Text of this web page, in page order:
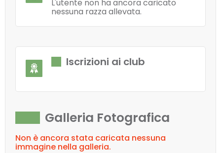
L'utente non ha ancora caricato
nessuna razza allevata.
Iscrizioni ai club
Galleria Fotografica
Non è ancora stata caricata nessuna
immagine nella galleria.